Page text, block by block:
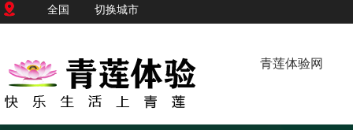
全国 切换城市
青莲体验网